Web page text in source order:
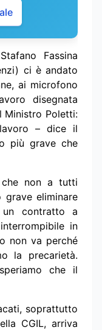
Fassina
ci è andato
ai microfono
disegnata
Ministro Poletti:
– dice il
più grave che
non a tutti
grave eliminare
contratto a
in
non va perché
la precarietà.
che il
soprattutto
CGIL, arriva